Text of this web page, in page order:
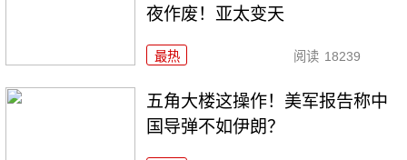
夜作废！亚太变天
最热 阅读 18239
五角大楼这操作！美军报告称中
国导弹不如伊朗？